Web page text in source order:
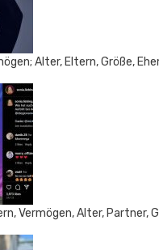
Alter, Eltern, Größe,
Vermögen, Alter, Partner,